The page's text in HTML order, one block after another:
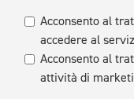
Acconsento al
accedere al
Acconsento al
attività di